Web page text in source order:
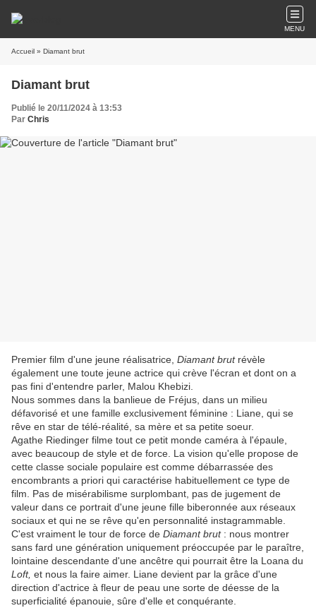
MENU
Accueil » Diamant brut
Diamant brut
Publié le 20/11/2024 à 13:53
Par Chris
Premier film d'une jeune réalisatrice, Diamant brut révèle
également une toute jeune actrice qui crève l'écran et dont on a
pas fini d'entendre parler, Malou Khebizi.
Nous sommes dans la banlieue de Fréjus, dans un milieu
défavorisé et une famille exclusivement féminine : Liane, qui se
rêve en star de télé-réalité, sa mère et sa petite soeur.
Agathe Riedinger filme tout ce petit monde caméra à l'épaule,
avec beaucoup de style et de force. La vision qu'elle propose de
cette classe sociale populaire est comme débarrassée des
encombrants a priori qui caractérise habituellement ce type de
film. Pas de misérabilisme surplombant, pas de jugement de
valeur dans ce portrait d'une jeune fille biberonnée aux réseaux
sociaux et qui ne se rêve qu'en personnalité instagrammable.
C'est vraiment le tour de force de Diamant brut: nous montrer
sans fard une génération uniquement préoccupée par le paraître,
lointaine descendante d'une ancêtre qui pourrait être la Loana du
Loft, et nous la faire aimer. Liane devient par la grâce d'une
direction d'actrice à fleur de peau une sorte de déesse de la
superficialité épanouie, sûre d'elle et conquérante.